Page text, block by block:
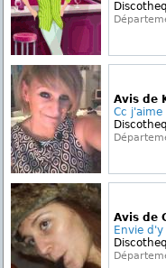
Avis de
Cc
Avis de
Envie